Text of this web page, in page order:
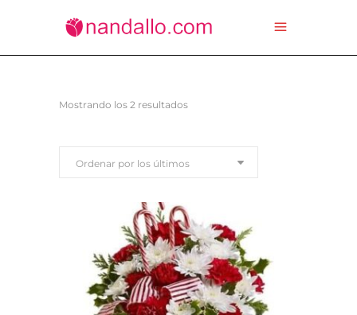
Mostrando los 2 resultadosOrdenado
Ordenar por los últimos